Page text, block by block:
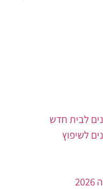
לבית חדש
לשיפוץ